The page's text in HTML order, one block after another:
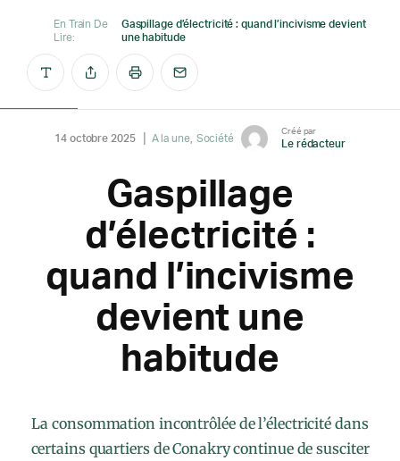
En Train De
Lire:
Gaspillage d’électricité : quand l’incivisme devient
une habitude
14 octobre 2025 A la une Société
Créé par
Le rédacteur
Gaspillage
d’électricité :
quand l’incivisme
devient une
habitude
La consommation incontrôlée de l’électricité dans
certains quartiers de Conakry continue de susciter